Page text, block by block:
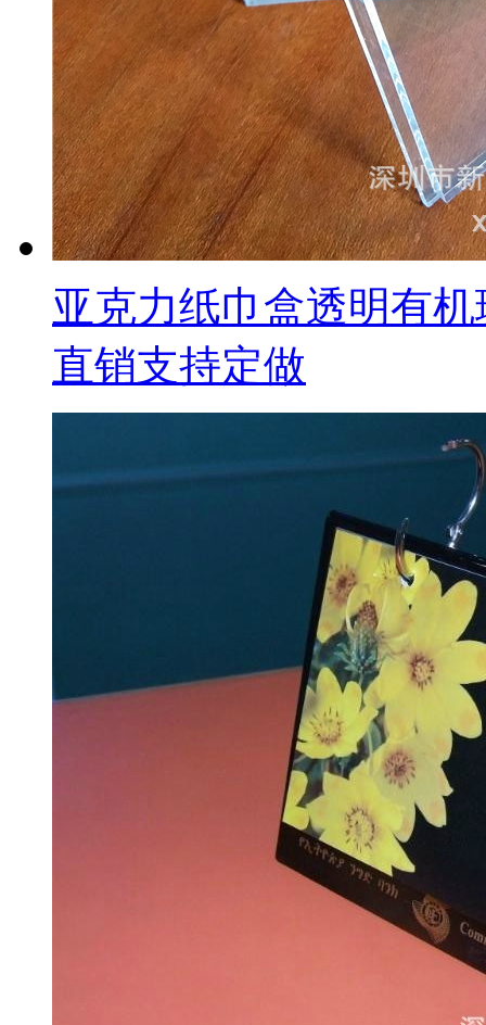
亚克力纸巾盒透明有
直销支持定做